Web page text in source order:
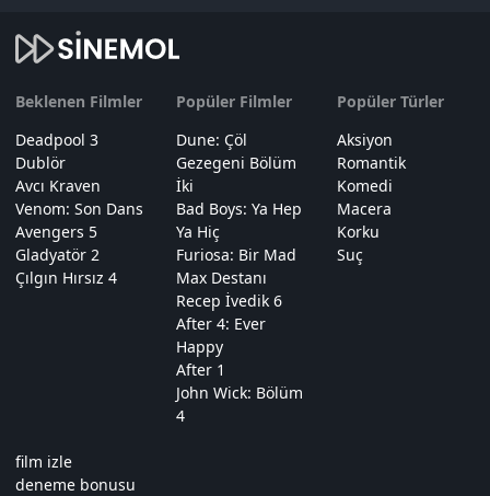
Beklenen Filmler
Deadpool 3
Dublör
Avcı Kraven
Venom: Son Dans
Avengers 5
Gladyatör 2
Çılgın Hırsız 4
Popüler Filmler
Dune: Çöl
Gezegeni Bölüm
İki
Bad Boys: Ya Hep
Ya Hiç
Furiosa: Bir Mad
Max Destanı
Recep İvedik 6
After 4: Ever
Happy
After 1
John Wick: Bölüm
4
Popüler Türler
Aksiyon
Romantik
Komedi
Macera
Korku
Suç
film izle
deneme bonusu